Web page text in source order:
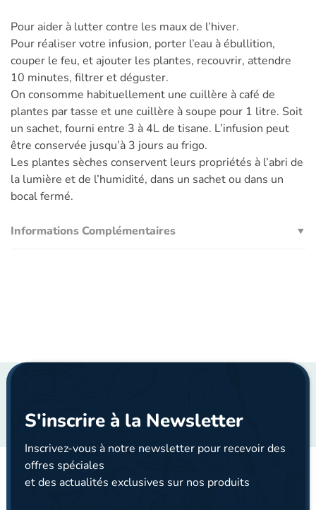
Pour aider à lutter contre les maux de l’hiver.
Pour réaliser votre infusion, porter l’eau à ébullition,
couper le feu, et ajouter les plantes, recouvrir, attendre
10 minutes, filtrer et déguster.
On consomme habituellement une cuillère à café de
plantes par tasse et une cuillère à soupe pour 1 litre. Soit
un sachet, fourni entre 3 à 4L de tisane. L’infusion peut
être conservée jusqu’à 3 jours au frigo.
Les plantes sèches conservent leurs propriétés à l’abri de
la lumière et de l’humidité, dans un sachet ou dans un
bocal fermé.
Informations Complémentaires
S'inscrire à la Newsletter
Inscrivez-vous à notre newsletter pour recevoir des
offres spéciales
et des actualités exclusives sur nos produits